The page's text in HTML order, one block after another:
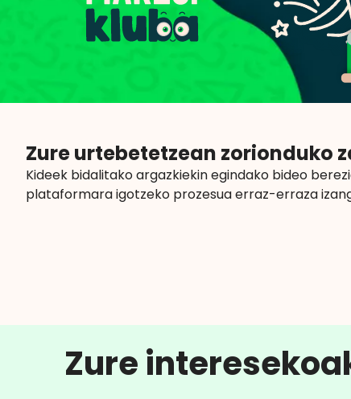
Zure urtebetetzean zorionduko
Kideek bidalitako argazkiekin egindako bideo
plataformara igotzeko prozesua erraz-erraza
Zure